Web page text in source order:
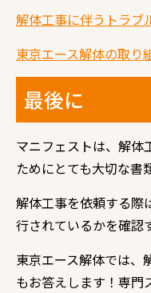
解体工事に伴うトラブ
東京エース解体の取
最後に
マニフェストは、解体
ためにとても大切な書
解体工事を依頼する際
行されているかを確認
東京エース解体では、
もお答えします！専門